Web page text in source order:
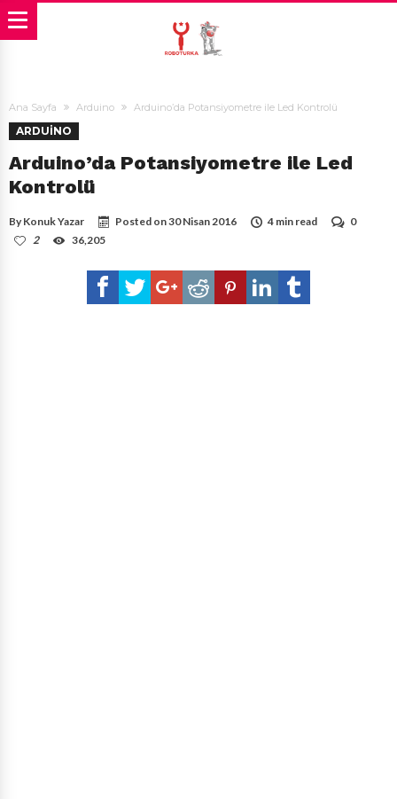
Ana Sayfa Arduino Arduino’da Potansiyometre ile Led Kontrolü
ARDUINO
Arduino’da Potansiyometre ile Led
Kontrolü
By Konuk Yazar Posted on30 Nisan 2016 4 min read
0
2
36,205